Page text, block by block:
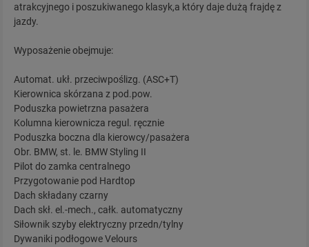
atrakcyjnego i poszukiwanego klasyk,a który daje dużą frajdę z
jazdy.
Wyposażenie obejmuje:
Automat. ukł. przeciwpoślizg. (ASC+T)
Kierownica skórzana z pod.pow.
Poduszka powietrzna pasażera
Kolumna kierownicza regul. ręcznie
Poduszka boczna dla kierowcy/pasażera
Obr. BMW, st. le. BMW Styling II
Pilot do zamka centralnego
Przygotowanie pod Hardtop
Dach składany czarny
Dach skł. el.-mech., całk. automatyczny
Siłownik szyby elektryczny przedn/tylny
Dywaniki podłogowe Velours